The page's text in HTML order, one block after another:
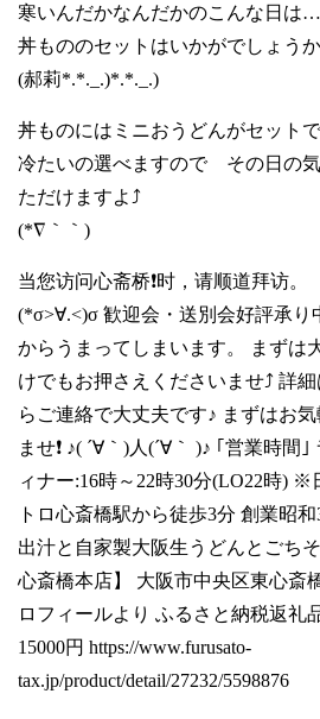
寒いんだかなんだかのこんな日は…
丼もののセットはいかがでしょう
(郝莉*.*._.)*.*._.)
丼ものにはミニおうどんがセット
冷たいの選べますので その日の
ただけますよ⤴️
(*∇｀｀)
当您访问心斋桥❗时，请顺道拜访。
(*σ>∀.<)σ 歓迎会・送別会好評承り
からうまってしまいます。 まずは
けでもお押さえくださいませ⤴️ 詳
らご連絡で大丈夫です♪ まずはお
ませ❗ ♪( ´∀｀)人(´∀｀ )♪ ｢営業時間
ィナー:16時～22時30分(LO22時) ※
トロ心斎橋駅から徒歩3分 創業昭
出汁と自家製大阪生うどんとごち
心斎橋本店】 大阪市中央区東心斎
ロフィールより ふるさと納税返礼
15000円 https://www.furusato-
tax.jp/product/detail/27232/5598876